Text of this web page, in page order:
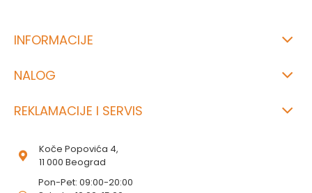
INFORMACIJE
NALOG
REKLAMACIJE I SERVIS
Koče Popovića 4,
11 000 Beograd
Pon-Pet: 09:00-20:00